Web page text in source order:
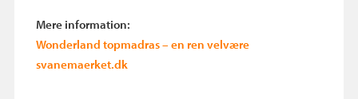
Mere information:
Wonderland topmadras – en ren velvære
svanemaerket.dk